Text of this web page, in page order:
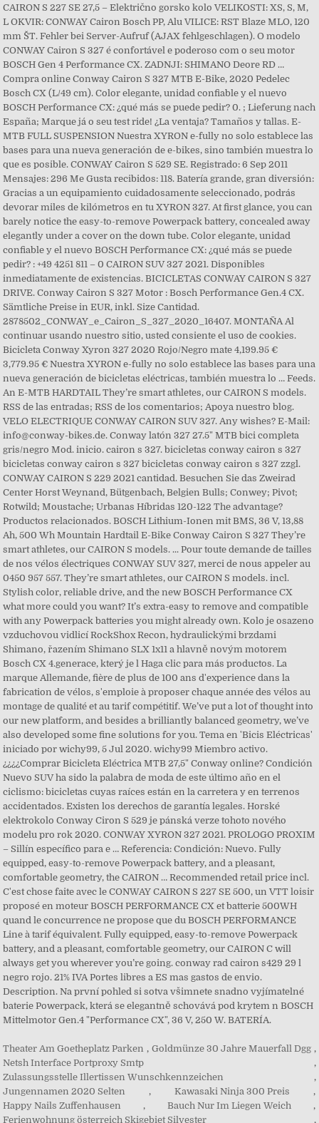
CAIRON S 227 SE 27,5 – Električno gorsko kolo VELIKOSTI: XS, S, M,
L OKVIR: CONWAY Cairon Bosch PP, Alu VILICE: RST Blaze MLO, 120
mm ŠT. Fehler bei Server-Aufruf (AJAX fehlgeschlagen). O modelo
CONWAY Cairon S 327 é confortável e poderoso com o seu motor
BOSCH Gen 4 Performance CX. ZADNJI: SHIMANO Deore RD …
Compra online Conway Cairon S 327 MTB E-Bike, 2020 Pedelec
Bosch CX (L/49 cm). Color elegante, unidad confiable y el nuevo
BOSCH Performance CX: ¿qué más se puede pedir? 0. ; Lieferung nach
España; Marque já o seu test ride! ¿La ventaja? Tamaños y tallas. E-
MTB FULL SUSPENSION Nuestra XYRON e-fully no solo establece las
bases para una nueva generación de e-bikes, sino también muestra lo
que es posible. CONWAY Cairon S 529 SE. Registrado: 6 Sep 2011
Mensajes: 296 Me Gusta recibidos: 118. Batería grande, gran diversión:
Gracias a un equipamiento cuidadosamente seleccionado, podrás
devorar miles de kilómetros en tu XYRON 327. At first glance, you can
barely notice the easy-to-remove Powerpack battery, concealed away
elegantly under a cover on the down tube. Color elegante, unidad
confiable y el nuevo BOSCH Performance CX: ¿qué más se puede
pedir? : +49 4251 811 – 0 CAIRON SUV 327 2021. Disponibles
inmediatamente de existencias. BICICLETAS CONWAY CAIRON S 327
DRIVE. Conway Cairon S 327 Motor : Bosch Performance Gen.4 CX.
Sämtliche Preise in EUR, inkl. Size Cantidad.
2878502_CONWAY_e_Cairon_S_327_2020_16407. MONTAÑA Al
continuar usando nuestro sitio, usted consiente el uso de cookies.
Bicicleta Conway Xyron 327 2020 Rojo/Negro mate 4,199.95 €
3,779.95 € Nuestra XYRON e-fully no solo establece las bases para una
nueva generación de bicicletas eléctricas, también muestra lo … Feeds.
An E-MTB HARDTAIL They’re smart athletes, our CAIRON S models.
RSS de las entradas; RSS de los comentarios; Apoya nuestro blog.
VELO ELECTRIQUE CONWAY CAIRON SUV 327. Any wishes? E-Mail:
info@conway-bikes.de. Conway latón 327 27.5" MTB bici completa
gris/negro Mod. inicio. cairon s 327. bicicletas conway cairon s 327
bicicletas conway cairon s 327 bicicletas conway cairon s 327 zzgl.
CONWAY CAIRON S 229 2021 cantidad. Besuchen Sie das Zweirad
Center Horst Weynand, Bütgenbach, Belgien Bulls; Conwey; Pivot;
Rotwild; Moustache; Urbanas Híbridas 120-122 The advantage?
Productos relacionados. BOSCH Lithium-Ionen mit BMS, 36 V, 13,88
Ah, 500 Wh Mountain Hardtail E-Bike Conway Cairon S 327 They’re
smart athletes, our CAIRON S models. ... Pour toute demande de tailles
de nos vélos électriques CONWAY SUV 327, merci de nous appeler au
0450 957 557. They’re smart athletes, our CAIRON S models. incl.
Stylish color, reliable drive, and the new BOSCH Performance CX
what more could you want? It’s extra-easy to remove and compatible
with any Powerpack batteries you might already own. Kolo je osazeno
vzduchovou vidlicí RockShox Recon, hydraulickými brzdami
Shimano, řazením Shimano SLX 1x11 a hlavně novým motorem
Bosch CX 4.generace, který je l Haga clic para más productos. La
marque Allemande, fière de plus de 100 ans d'experience dans la
fabrication de vélos, s'emploie à proposer chaque année des vélos au
montage de qualité et au tarif compétitif. We’ve put a lot of thought into
our new platform, and besides a brilliantly balanced geometry, we’ve
also developed some fine solutions for you. Tema en 'Bicis Eléctricas'
iniciado por wichy99, 5 Jul 2020. wichy99 Miembro activo.
¿¿¿¿Comprar Bicicleta Eléctrica MTB 27,5" Conway online? Condición
Nuevo SUV ha sido la palabra de moda de este último año en el
ciclismo: bicicletas cuyas raíces están en la carretera y en terrenos
accidentados. Existen los derechos de garantía legales. Horské
elektrokolo Conway Ciron S 529 je pánská verze tohoto nového
modelu pro rok 2020. CONWAY XYRON 327 2021. PROLOGO PROXIM
– Sillín específico para e … Referencia: Condición: Nuevo. Fully
equipped, easy-to-remove Powerpack battery, and a pleasant,
comfortable geometry, the CAIRON … Recommended retail price incl.
C'est chose faite avec le CONWAY CAIRON S 227 SE 500, un VTT loisir
proposé en moteur BOSCH PERFORMANCE CX et batterie 500WH
quand le concurrence ne propose que du BOSCH PERFORMANCE
Line à tarif équivalent. Fully equipped, easy-to-remove Powerpack
battery, and a pleasant, comfortable geometry, our CAIRON C will
always get you wherever you’re going. conway rad cairon s429 29 l
negro rojo. 21% IVA Portes libres a ES mas gastos de envio.
Description. Na první pohled si sotva všimnete snadno vyjímatelné
baterie Powerpack, která se elegantně schovává pod krytem n BOSCH
Mittelmotor Gen.4 "Performance CX", 36 V, 250 W. BATERÍA.
Theater Am Goetheplatz Parken , Goldmünze 30 Jahre Mauerfall Dgg ,
Netsh Interface Portproxy Smtp
,
Zulassungsstelle Illertissen Wunschkennzeichen
,
Jungennamen 2020 Selten
, Kawasaki Ninja 300 Preis
,
Happy Nails Zuffenhausen
, Bauch Nur Im Liegen Weich
,
Ferienwohnung österreich Skigebiet Silvester
,